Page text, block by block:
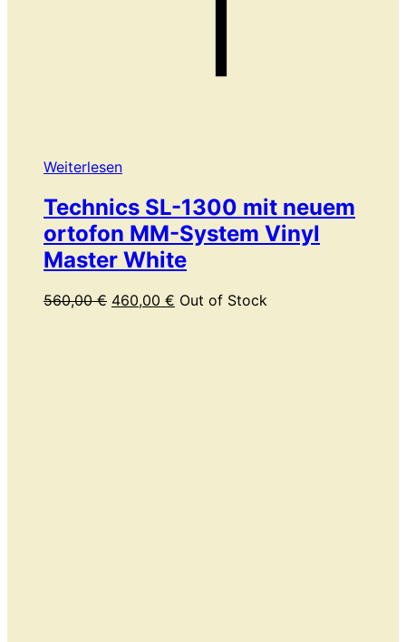
Weiterlesen
Technics SL-1300 mit neuem
ortofon MM-System Vinyl
Master White
560,00€ Ursprünglicher
460,00 € Aktueller
Out of Stock